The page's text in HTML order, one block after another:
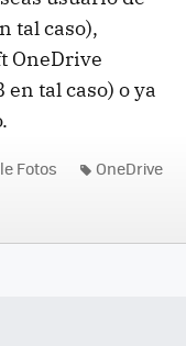
tal caso),
OneDrive
tal caso) o ya
Fotos OneDrive